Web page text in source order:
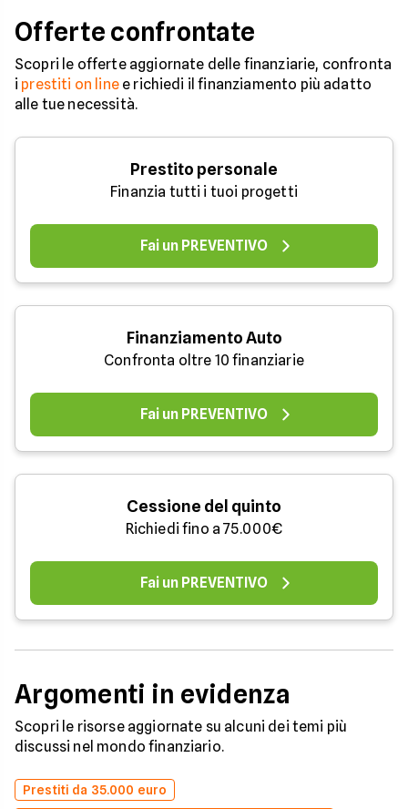
Offerte confrontate
Scopri le offerte aggiornate delle finanziarie, confronta
i prestiti on linee richiedi il finanziamento più adatto
alle tue necessità.
Prestito personale
Finanzia tutti i tuoi progetti
Fai un PREVENTIVO
Finanziamento Auto
Confronta oltre 10 finanziarie
Fai un PREVENTIVO
Cessione del quinto
Richiedi fino a 75.000€
Fai un PREVENTIVO
Argomenti in evidenza
Scopri le risorse aggiornate su alcuni dei temi più
discussi nel mondo finanziario.
Prestiti da 35.000 euro